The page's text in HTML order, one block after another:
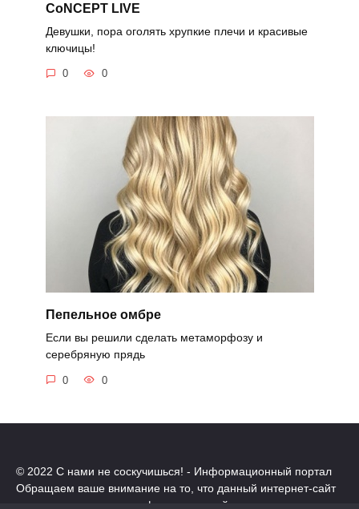
CoNCEPT LIVE
Девушки, пора оголять хрупкие плечи и красивые
ключицы!
0 0
Пепельное омбре
Если вы решили сделать метаморфозу и
серебряную прядь
0 0
© 2022 С нами не соскучишься! - Информационный портал
Обращаем ваше внимание на то, что данный интернет-сайт
носит исключительно информационный характер.